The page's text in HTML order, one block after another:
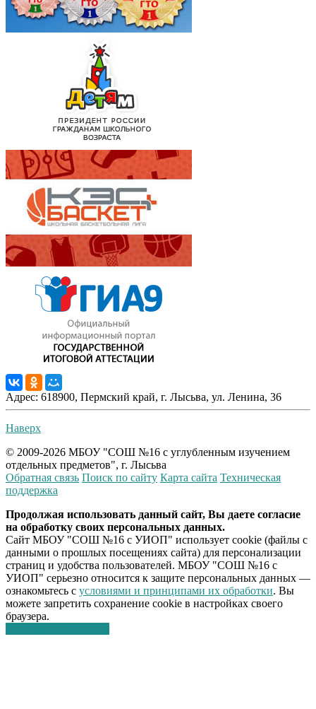
Адрес: 618900, Пермский край, г. Лысьва, ул. Ленина, 36
Наверх
© 2009-2026 МБОУ "СОШ №16 с углубленным изучением
отдельных предметов", г. Лысьва
Обратная связь Поиск по сайту Карта сайта Техническая
поддержка
Продолжая использовать данный сайт, Вы даете согласие
на обработку своих персональных данных.
Сайт МБОУ "СОШ №16 с УИОП" использует cookie (файлы с
данными о прошлых посещениях сайта) для персонализации
страниц и удобства пользователей. МБОУ "СОШ №16 с
УИОП" серьезно относится к защите персональных данных —
ознакомьтесь с условиями и принципами их обработки. Вы
можете запретить сохранение cookie в настройках своего
браузера.